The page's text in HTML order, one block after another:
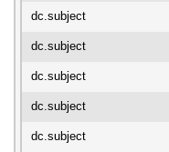
dc.subject
dc.subject
dc.subject
dc.subject
dc.subject